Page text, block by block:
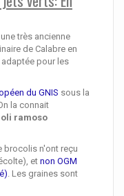
très ancienne
de Calabre en
pour les
du GNIS sous la
la connait
ramoso
brocolis n'ont reçu
et non OGM
. Les graines sont